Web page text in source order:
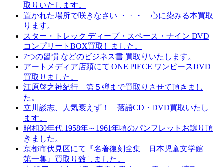
取りいたします。
置かれた場所で咲きなさい ・・・ 心に染みる本買取
ります。
スター・トレック ディープ・スペース・ナイン DVD
コンプリートBOX買取しました。
7つの習慣 などのビジネス書 買取りいたします。
アートメディア店頭にて ONE PIECE ワンピースDVD
買取りました。
江原啓之神紀行 第５弾まで買取りさせて頂きまし
た。
立川談志、人気衰えず！ 落語CD・DVD買取いたし
ます。
昭和30年代 1958年～1961年頃のパンフレットお譲り頂
きました。
京都市伏見区にて『名著復刻全集 日本児童文学館
第一集』買取り致しました。